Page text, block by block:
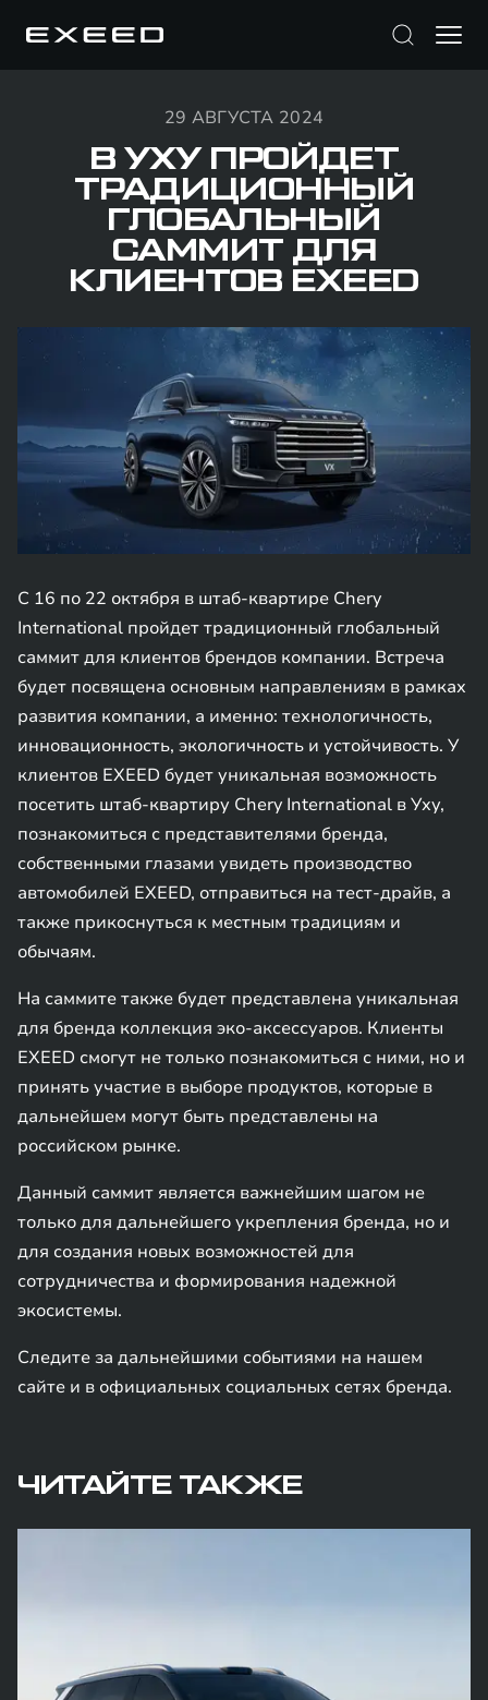
29 АВГУСТА 2024
В УХУ ПРОЙДЕТ
ТРАДИЦИОННЫЙ
ГЛОБАЛЬНЫЙ
САММИТ ДЛЯ
КЛИЕНТОВ EXEED
С 16 по 22 октября в штаб-квартире Chery
International пройдет традиционный глобальный
саммит для клиентов брендов компании. Встреча
будет посвящена основным направлениям в рамках
развития компании, а именно: технологичность,
инновационность, экологичность и устойчивость. У
клиентов EXEED будет уникальная возможность
посетить штаб-квартиру Chery International в Уху,
познакомиться с представителями бренда,
собственными глазами увидеть производство
автомобилей EXEED, отправиться на тест-драйв, а
также прикоснуться к местным традициям и
обычаям.
На саммите также будет представлена уникальная
для бренда коллекция эко-аксессуаров. Клиенты
EXEED смогут не только познакомиться с ними, но и
принять участие в выборе продуктов, которые в
дальнейшем могут быть представлены на
российском рынке.
Данный саммит является важнейшим шагом не
только для дальнейшего укрепления бренда, но и
для создания новых возможностей для
сотрудничества и формирования надежной
экосистемы.
Следите за дальнейшими событиями на нашем
сайте и в официальных социальных сетях бренда.
ЧИТАЙТЕ ТАКЖЕ